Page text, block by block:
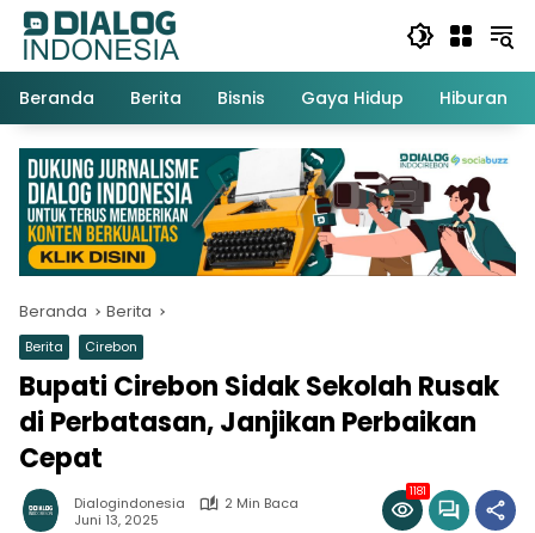
Langsung
konten
Beranda
Berita Bisnis Gaya Hidup Hiburan
Beranda Berita
Berita Cirebon
Bupati Cirebon Sidak Sekolah Rusak
di Perbatasan, Janjikan Perbaikan
Cepat
Dialogindonesia
2 Min Baca
Juni 13, 2025
1181